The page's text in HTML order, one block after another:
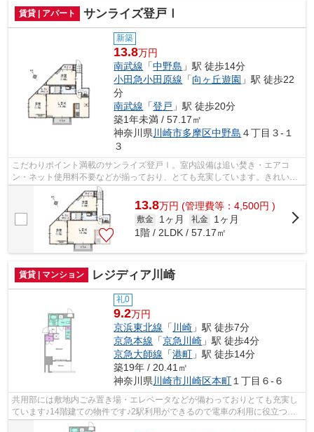
賃貸 | アパート サンライズ登戸Ⅰ
新築
13.8万円
南武線 「中野島 」駅 徒歩14分
小田急小田原線 「向ヶ丘遊園 」駅 徒歩22
分
南武線 「登戸 」駅 徒歩20分
築1年未満 / 57.17㎡
神奈川県 川崎市多摩区中野島 ４丁目３-１
３
こだわりポイント満載のサンライズ登戸Ⅰ。室内設備は追い焚き・エアコ
ン・ネット使用料不要などが揃っており、とても充実しています。きれいで
気持ちがいい新築アパートです。アパート...
13.8万円 (管理費等：4,500円 )
敷金 1ヶ月 礼金
1ヶ月
1階 / 2LDK / 57.17㎡
賃貸 | マンション レジディア川崎
礼0
9.2万円
京浜東北線 「 川崎 」駅 徒歩7分
京急本線 「京急川崎 」駅 徒歩4分
京急大師線 「港町 」駅 徒歩14分
築19年 / 20.41㎡
神奈川県川崎市川崎区本町１丁目６-６
共用部には敷地内ごみ置き場・エレベータなどが備わっておりとても充実し
ています♪14階建ての物件です♪2駅利用ができるので電車の利用に役立つマ
ンションです♪造りとデザインに関して...